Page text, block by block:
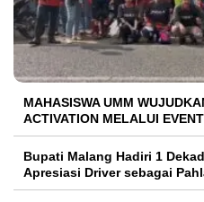
MAHASISWA UMM
ACTIVATION MELALUI
Bupati Malang Hadiri 1
Apresiasi Driver sebagai